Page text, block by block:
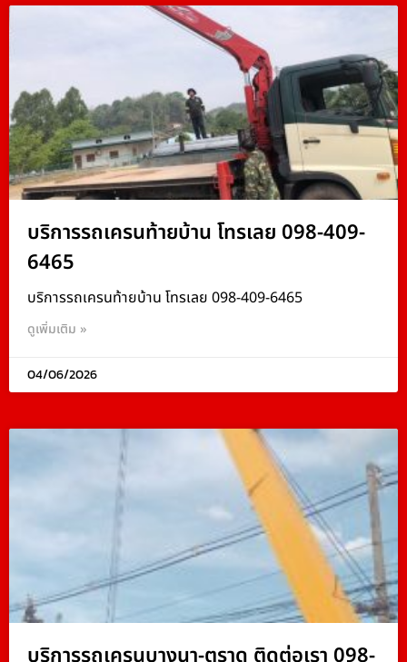
บริการรถเครนท้ายบ้าน โทรเลย 098-409-
6465
บริการรถเครนท้ายบ้าน โทรเลย 098-409-6465
ดูเพิ่มเติม »
04/06/2026